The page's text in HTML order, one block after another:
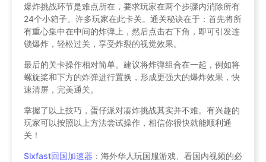
爆炸挑战环节是难点所在，要求玩家在两个步骤内消除所有
24个小箱子。许多玩家在此卡关。通关秘诀在于：首先将所
有重心集中在中间的炸弹上，然后点击右下角，即可引发连
锁爆炸，轻松过关，享受炸裂的视觉效果。
最后的关卡操作相对简单。建议将炸弹组合在一起，例如将
螺旋桨和下方的炸弹进行置换，形成更强大的爆炸效果，快
速清屏，完美通关。
掌握了以上技巧，蛋仔派对凑炸挑战其实并不难。有兴趣的
玩家可以按照以上方法尝试操作，相信你很快就能顺利通
关！
Sixfast回国加速器 ：海外华人玩国服游戏、看国内视频的必